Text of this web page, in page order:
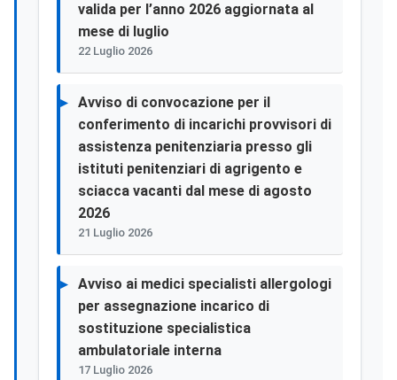
valida per l’anno 2026 aggiornata al
mese di luglio
22 Luglio 2026
Avviso di convocazione per il
conferimento di incarichi provvisori di
assistenza penitenziaria presso gli
istituti penitenziari di agrigento e
sciacca vacanti dal mese di agosto
2026
21 Luglio 2026
Avviso ai medici specialisti allergologi
per assegnazione incarico di
sostituzione specialistica
ambulatoriale interna
17 Luglio 2026